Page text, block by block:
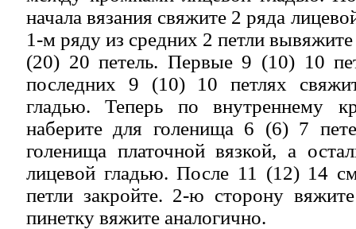
начала вязания свяжите 2 ряда
1-м ряду из средних 2 петли
(20) 20 петель. Первые 9 (10) 10
последних 9 (10) 10 петлях
гладью. Теперь по внутреннему
наберите для голенища 6 (6) 7
голенища платочной вязкой, а
лицевой гладью. После 11 (12) 14
петли закройте. 2-ю сторону
пинетку вяжите аналогично.